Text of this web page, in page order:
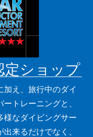
定ショップ
加え、旅行中のダイ
トレーニングと、
様なダイビングサー
来るだけでなく、